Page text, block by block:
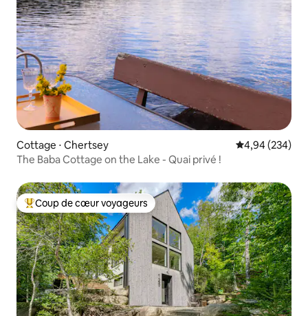
Cottage ⋅ Chertsey Évaluation
4,94 (234)
The Baba Cottage on the Lake - Quai privé !
Coups de cœur voyageurs les plus appréciés
Coup de cœur voyageurs